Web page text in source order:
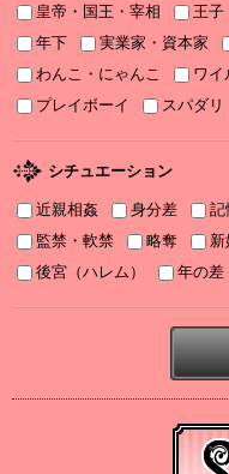
2025/11/06
2025年11月刊電子書籍配信の
2025年10月刊電子書籍配信の
2025/09/03
2025年９月刊電子書籍配信の
2025/08/05
2025年８月刊電子書籍配信の
2025年７月刊電子書籍配信の
2025年５月刊電子書籍配信の
皇帝・国王・宰相
王子
年下
実業家・資本家
わんこ・にゃんこ
ワイ
プレイボーイ
スパダリ
シチュエーション
近親相姦 身分差 記
監禁・軟禁
略奪
後宮（ハレム）
年の差